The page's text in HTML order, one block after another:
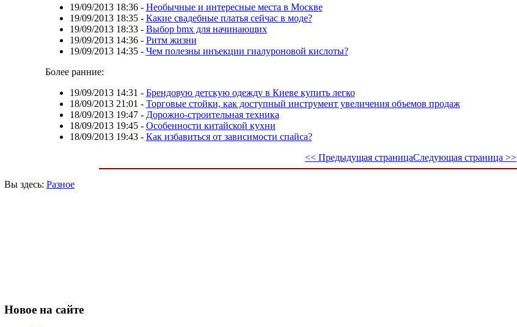
19/09/2013 18:36- Необычные и интересные места в Москве
19/09/2013 18:35- Какие свадебные платья сейчас в моде?
19/09/2013 18:33- Выбор bmx для начинающих
19/09/2013 14:36- Ритм жизни
19/09/2013 14:35- Чем полезны инъекции гиалуроновой кислоты?
Более ранние:
19/09/2013 14:31 - Брендовую детскую одежду в Киеве купить легко
18/09/2013 21:01 - Торговые стойки, как доступный инструмент увеличения объемов продаж
18/09/2013 19:47- Дорожно-строительная техника
18/09/2013 19:45- Особенности китайской кухни
18/09/2013 19:43- Как избавиться от зависимости спайса?
<< Предыдущая страницаСледующая страница >>
Вы здесь: Разное
Новое на сайте